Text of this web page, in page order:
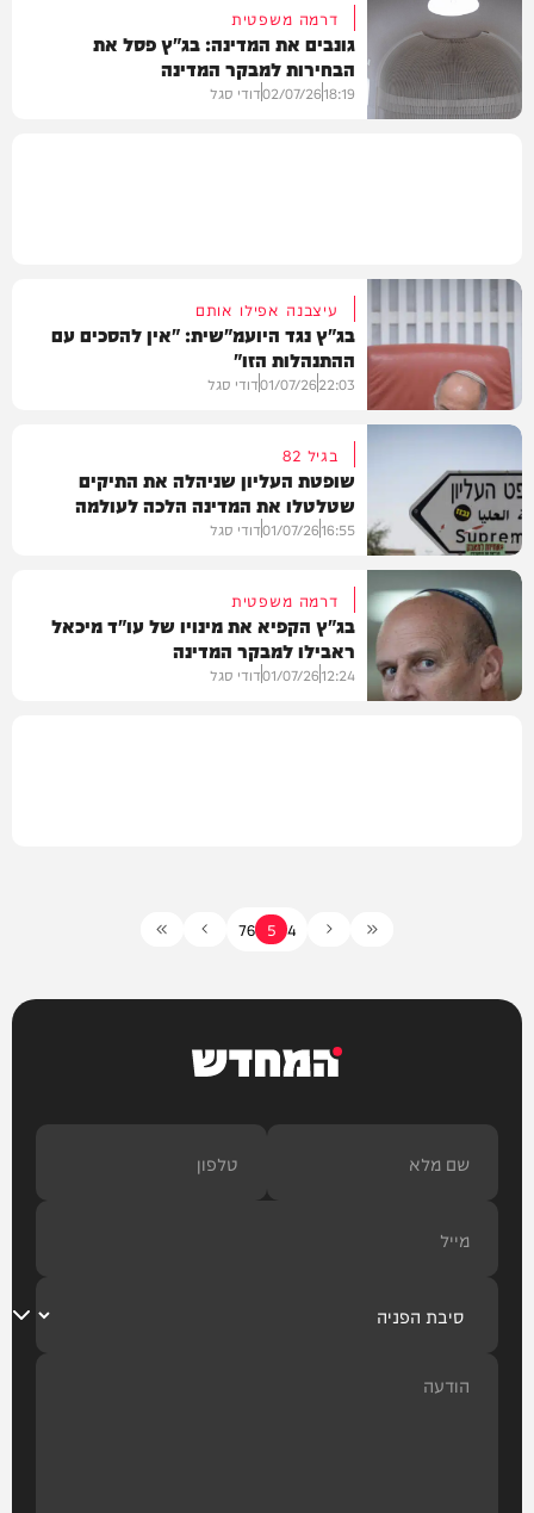
משפט
דרמה משפטית
גונבים את המדינה: בג"ץ פסל את
הבחירות למבקר המדינה
18:19
02/07/26דודי סגל
משפט
עיצבנה אפילו אותם
בג"ץ נגד היועמ"שית: "אין להסכים עם
ההתנהלות הזו"
22:03
01/07/26דודי סגל
חדשות
בגיל 82
שופטת העליון שניהלה את התיקים
שטלטלו את המדינה הלכה לעולמה
16:55
01/07/26דודי סגל
דרמה משפטית
בג"ץ הקפיא את מינויו של עו"ד מיכאל
ראבילו למבקר המדינה
12:24
01/07/26דודי סגל
4
5
6
7
המחדש